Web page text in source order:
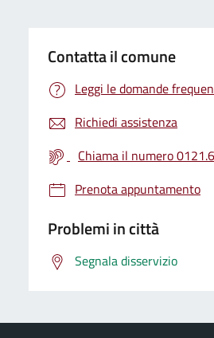
Contatta il comune
Leggi le domande
Richiedi assistenza
Chiama il numero
Prenota appuntamento
Problemi in città
Segnala disservizio